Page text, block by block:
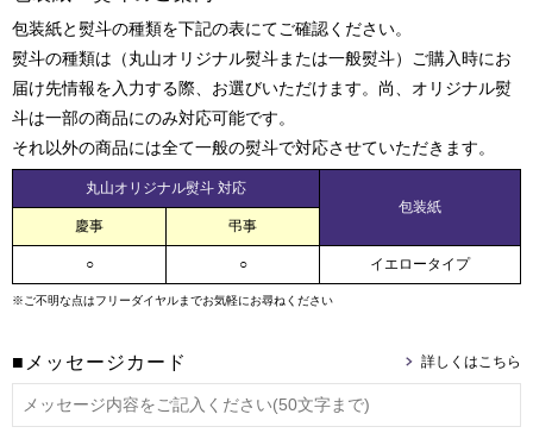
包装紙と熨斗の種類を下記の表にてご確認ください。
熨斗の種類は（丸山オリジナル熨斗または一般熨斗）ご購入時にお
届け先情報を入力する際、お選びいただけます。尚、オリジナル熨
斗は一部の商品にのみ対応可能です。
それ以外の商品には全て一般の熨斗で対応させていただきます。
丸山オリジナル熨斗 対応
包装紙
慶事
弔事
○ ○ イエロータイプ
※ご不明な点はフリーダイヤルまでお気軽にお尋ねください
■メッセージカード